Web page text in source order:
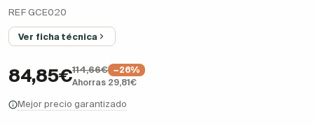
REF GCE020
Ver ficha técnica
84,85€114,66€
−26%
Ahorras 29,81€
Mejor precio garantizado